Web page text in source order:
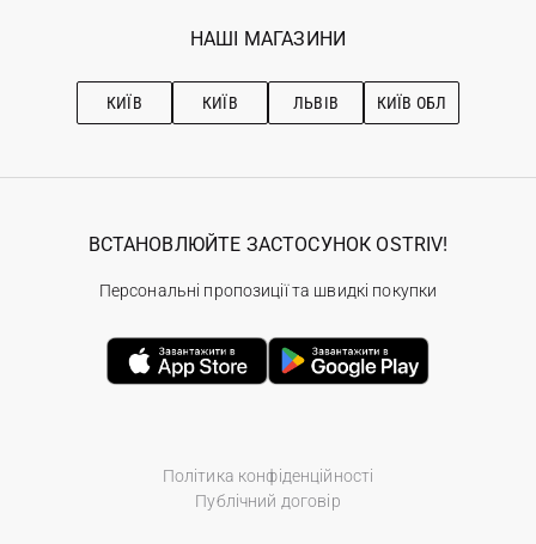
Ostriv Club+
Наші магазини
Рекомендації з догляду
НАШІ МАГАЗИНИ
КИЇВ КИЇВ ЛЬВІВ КИЇВ ОБЛ
Політика конфіденційності
Публічний договір
ВСТАНОВЛЮЙТЕ ЗАСТОСУНОК OSTRIV!
Персональні пропозиції та швидкі покупки